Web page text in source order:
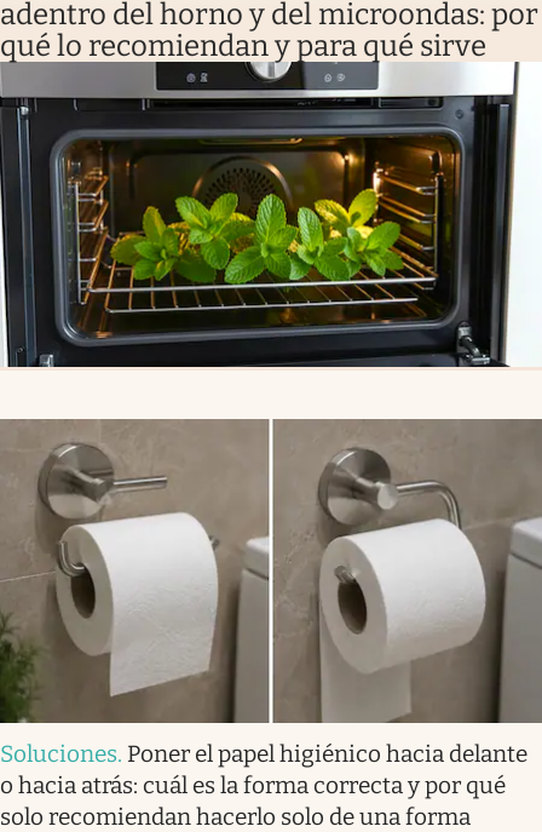
adentro del horno y del microondas: por
qué lo recomiendan y para qué sirve
Soluciones. Poner el papel higiénico hacia delante
o hacia atrás: cuál es la forma correcta y por qué
solo recomiendan hacerlo solo de una forma